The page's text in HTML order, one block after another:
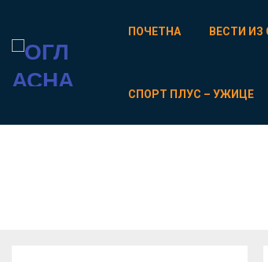
ПОЧЕТНА ВЕСТИ ИЗ
СПОРТ ПЛУС – УЖИЦЕ